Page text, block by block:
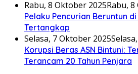
Rabu, 8 Oktober 2025Rabu,
Pelaku Pencurian Beruntun
Tertangkap
Selasa, 7 Oktober 2025
Korupsi Beras ASN Bintuni:
Terancam 20 Tahun Penjara